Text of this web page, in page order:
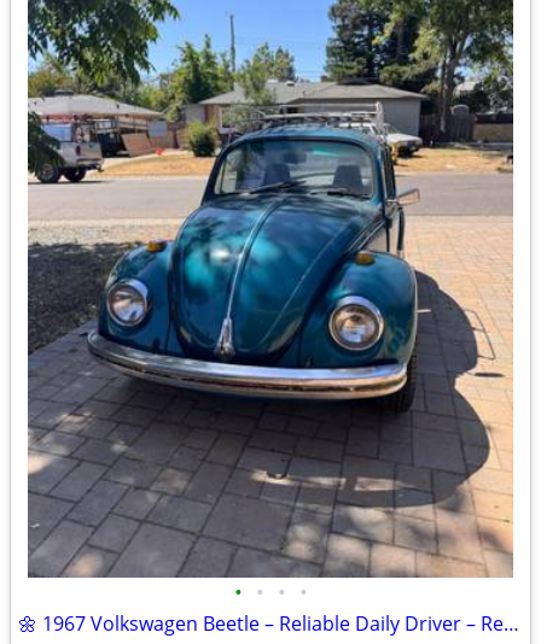
• • • •
🌼 1967 Volkswagen Beetle – Reliable Daily Driver – Ready to Enjoy